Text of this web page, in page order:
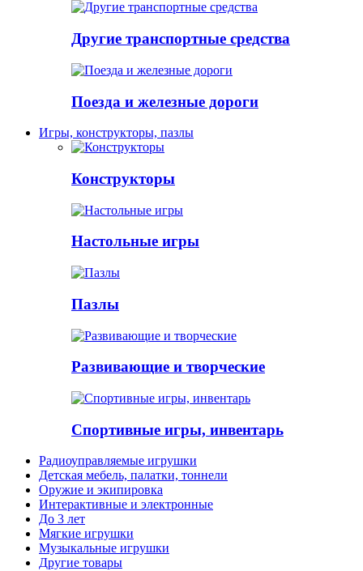
Другие транспортные средства
Поезда и железные дороги
Игры, конструкторы, пазлы
Конструкторы
Настольные игры
Пазлы
Развивающие и творческие
Спортивные игры, инвентарь
Радиоуправляемые игрушки
Детская мебель, палатки, тоннели
Оружие и экипировка
Интерактивные и электронные
До 3 лет
Мягкие игрушки
Музыкальные игрушки
Другие товары